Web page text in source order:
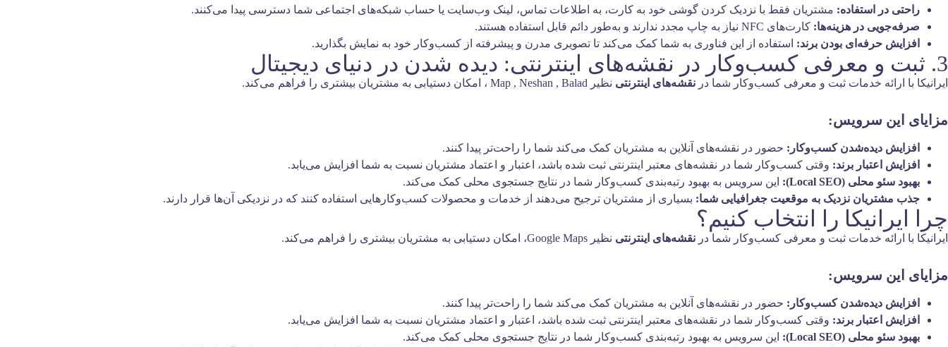
راحتی در استفاده: مشتریان فقط با نزدیک کردن گوشی خود به کارت، به اطلاعات تماس، لینک وب‌سایت یا حساب شبکه‌های اجتماعی شما دسترسی پیدا می‌کنند.
صرفه‌جویی در هزینه‌ها: کارت‌های NFC نیاز به چاپ مجدد ندارند و به‌طور دائم قابل استفاده هستند.
افزایش حرفه‌ای بودن برند: استفاده از این فناوری به شما کمک می‌کند تا تصویری مدرن و پیشرفته از کسب‌وکار خود به نمایش بگذارید.
3. ثبت و معرفی کسب‌وکار در نقشه‌های اینترنتی: دیده شدن در دنیای دیجیتال
ایرانیکا با ارائه خدمات ثبت و معرفی کسب‌وکار شما در نقشه‌های اینترنتی نظیر Map , Neshan , Balad ، امکان دستیابی به مشتریان بیشتری را فراهم می‌کند.
مزایای این سرویس:
افزایش دیده‌شدن کسب‌وکار: حضور در نقشه‌های آنلاین به مشتریان کمک می‌کند شما را راحت‌تر پیدا کنند.
افزایش اعتبار برند: وقتی کسب‌وکار شما در نقشه‌های معتبر اینترنتی ثبت شده باشد، اعتبار و اعتماد مشتریان نسبت به شما افزایش می‌یابد.
بهبود سئو محلی (Local SEO):
این سرویس به بهبود رتبه‌بندی کسب‌وکار شما در نتایج جستجوی محلی کمک می‌کند.
جذب مشتریان نزدیک به موقعیت جغرافیایی شما: بسیاری از مشتریان ترجیح می‌دهند از خدمات و محصولات کسب‌وکارهایی استفاده کنند که در نزدیکی آن‌ها قرار دارند.
چرا ایرانیکا را انتخاب کنیم؟
ایرانیکا با ارائه خدمات ثبت و معرفی کسب‌وکار شما در نقشه‌های اینترنتی نظیر Google Maps، امکان دستیابی به مشتریان بیشتری را فراهم می‌کند.
مزایای این سرویس:
افزایش دیده‌شدن کسب‌وکار: حضور در نقشه‌های آنلاین به مشتریان کمک می‌کند شما را راحت‌تر پیدا کنند.
افزایش اعتبار برند: وقتی کسب‌وکار شما در نقشه‌های معتبر اینترنتی ثبت شده باشد، اعتبار و اعتماد مشتریان نسبت به شما افزایش می‌یابد.
بهبود سئو محلی (Local SEO):
این سرویس به بهبود رتبه‌بندی کسب‌وکار شما در نتایج جستجوی محلی کمک می‌کند.